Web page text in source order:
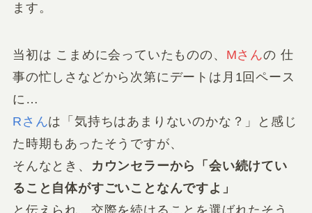
ます。
当初は こまめに会っていたものの、 Mさんの 仕
事の忙しさなどから次第にデートは月1回ペース
に…
Rさんは「気持ちはあまりないのかな？」と感じ
た時期もあったそうですが、
そんなとき、
カウンセラーから「会い続けてい
ること自体がすごいことなんですよ」